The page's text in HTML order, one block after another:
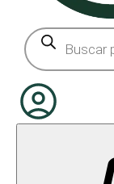
Búsqueda
de
productos